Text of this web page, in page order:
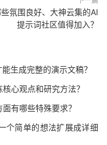
氛围良好、大神云集的AI
提示词社区值得加入？
生成完整的演示文稿？
心观点和研究方法？
有哪些特殊要求？
个简单的想法扩展成详细